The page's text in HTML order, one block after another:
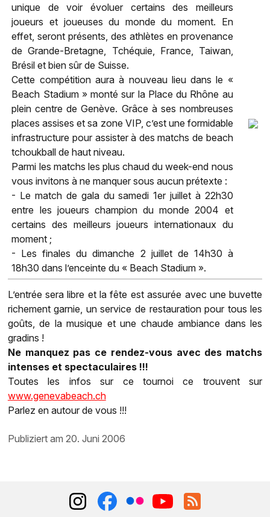
unique de voir évoluer certains des meilleurs
joueurs et joueuses du monde du moment. En
effet, seront présents, des athlètes en provenance
de Grande-Bretagne, Tchéquie, France, Taiwan,
Brésil et bien sûr de Suisse.
Cette compétition aura à nouveau lieu dans le «
Beach Stadium » monté sur la Place du Rhône au
plein centre de Genève. Grâce à ses nombreuses
places assises et sa zone VIP, c’est une formidable
infrastructure pour assister à des matchs de beach
tchoukball de haut niveau.
Parmi les matchs les plus chaud du week-end nous
vous invitons à ne manquer sous aucun prétexte :
- Le match de gala du samedi 1er juillet à 22h30
entre les joueurs champion du monde 2004 et
certains des meilleurs joueurs internationaux du
moment ;
- Les finales du dimanche 2 juillet de 14h30 à
18h30 dans l’enceinte du « Beach Stadium ».
L’entrée sera libre et la fête est assurée avec une buvette
richement garnie, un service de restauration pour tous les
goûts, de la musique et une chaude ambiance dans les
gradins !
Ne manquez pas ce rendez-vous avec des matchs
intenses et spectaculaires !!!
Toutes les infos sur ce tournoi ce trouvent sur
www.genevabeach.ch
Parlez en autour de vous !!!
publiziert am 20. Juni 2006